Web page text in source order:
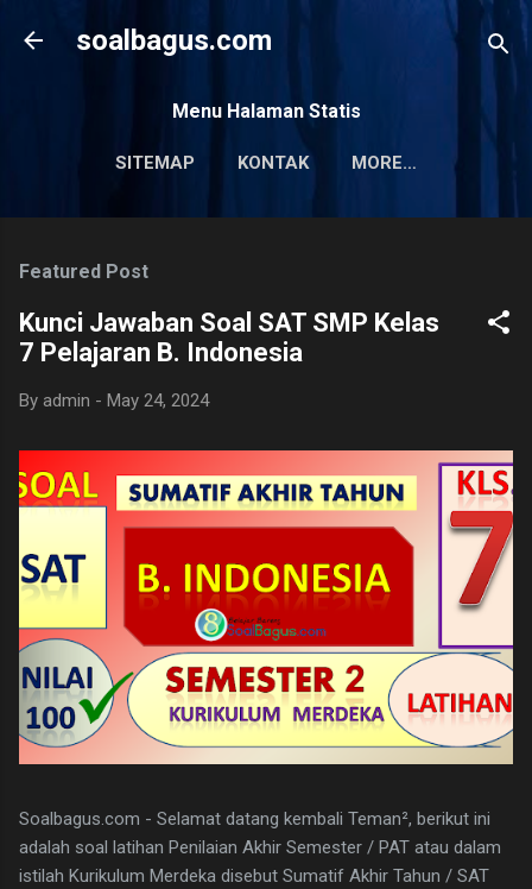
Skip to main content
soalbagus.com
Menu Halaman Statis
SITEMAP KONTAK MORE…
PRIVACY POLICY
Featured Post
Kunci Jawaban Soal SAT SMP Kelas
7 Pelajaran B. Indonesia
By admin - May 24, 2024
Soalbagus.com - Selamat datang kembali Teman², berikut ini
adalah soal latihan Penilaian Akhir Semester / PAT atau dalam
istilah Kurikulum Merdeka disebut Sumatif Akhir Tahun / SAT